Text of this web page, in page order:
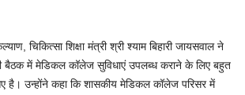
चिकित्सा शिक्षा मंत्री श्री श्याम बिहारी जायसवाल ने
बैठक में मेडिकल कॉलेज सुविधाएं उपलब्ध कराने के लिए बहुत
गए है। उन्होंने कहा कि शासकीय मेडिकल कॉलेज परिसर में